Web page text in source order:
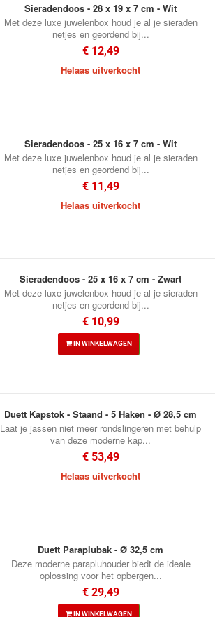
Sieradendoos - 28 x 19 x 7 cm - Wit
Met deze luxe juwelenbox houd je al je sieraden
netjes en geordend bij...
€ 12,49
Helaas uitverkocht
Sieradendoos - 25 x 16 x 7 cm - Wit
Met deze luxe juwelenbox houd je al je sieraden
netjes en geordend bij...
€ 11,49
Helaas uitverkocht
Sieradendoos - 25 x 16 x 7 cm - Zwart
Met deze luxe juwelenbox houd je al je sieraden
netjes en geordend bij...
€ 10,99
IN WINKELWAGEN
Duett Kapstok - Staand - 5 Haken - Ø 28,5 cm
Laat je jassen niet meer rondslingeren met behulp
van deze moderne kap...
€ 53,49
Helaas uitverkocht
Duett Paraplubak - Ø 32,5 cm
Deze moderne parapluhouder biedt de ideale
oplossing voor het opbergen...
€ 29,49
IN WINKELWAGEN